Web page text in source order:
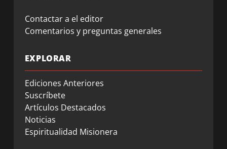
Contactar a el editor
Comentarios y preguntas generales
EXPLORAR
Ediciones Anteriores
Suscríbete
Artículos Destacados
Noticias
Espiritualidad Misionera